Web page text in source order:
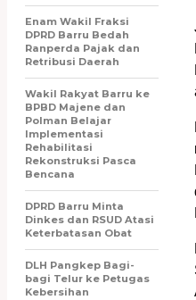
Enam Wakil Fraksi
DPRD Barru Bedah
Ranperda Pajak dan
Retribusi Daerah
Wakil Rakyat Barru ke
BPBD Majene dan
Polman Belajar
Implementasi
Rehabilitasi
Rekonstruksi Pasca
Bencana
DPRD Barru Minta
Dinkes dan RSUD Atasi
Keterbatasan Obat
DLH Pangkep Bagi-
bagi Telur ke Petugas
Kebersihan